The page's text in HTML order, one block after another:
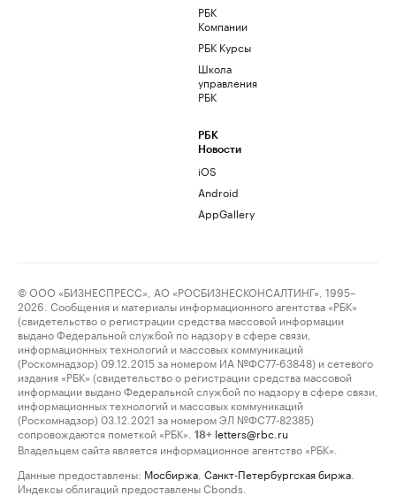
РБК
Компании
РБК Курсы
Школа
управления
РБК
РБК
Новости
iOS
Android
AppGallery
© ООО «БИЗНЕСПРЕСС», АО «РОСБИЗНЕСКОНСАЛТИНГ», 1995–
2026. Сообщения и материалы информационного агентства «РБК»
(свидетельство о регистрации средства массовой информации
выдано Федеральной службой по надзору в сфере связи,
информационных технологий и массовых коммуникаций
(Роскомнадзор) 09.12.2015 за номером ИА №ФС77-63848) и сетевого
издания «РБК» (свидетельство о регистрации средства массовой
информации выдано Федеральной службой по надзору в сфере связи,
информационных технологий и массовых коммуникаций
(Роскомнадзор) 03.12.2021 за номером ЭЛ №ФС77-82385)
сопровождаются пометкой «РБК».
18+ letters@rbc.ru
Владельцем сайта является информационное агентство «РБК».
Данные предоставлены: Мосбиржа Санкт-Петербургская биржа
Индексы облигаций предоставлены Cbonds.